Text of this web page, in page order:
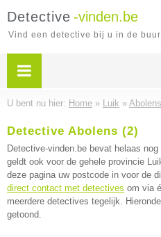
Detective -vinden.be
Vind een detective bij u in de
U bent nu hier: Home » Luik » Abolens
Detective Abolens (2)
Detective-vinden.be bevat helaas nog
geldt ook voor de gehele provincie
deze pagina uw postcode in voor de
direct contact met detectives om via
meerdere detectives tegelijk.
getoond.